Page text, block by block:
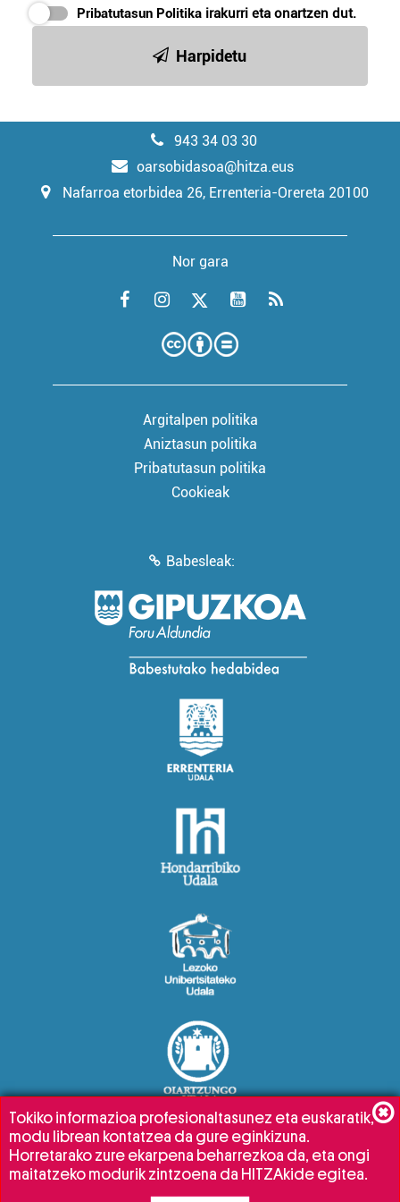
Pribatutasun Politika irakurri eta onartzen dut.
Harpidetu
943 34 03 30
oarsobidasoa@hitza.eus
Nafarroa etorbidea 26, Errenteria-Orereta 20100
Nor gara
Argitalpen politika
Aniztasun politika
Pribatutasun politika
Cookieak
Babesleak:
Tokiko informazioa profesionaltasunez eta euskaratik,
modu librean kontatzea da gure eginkizuna.
Horretarako zure ekarpena beharrezkoa da, eta ongi
maitatzeko modurik zintzoena da HITZAkide egitea.